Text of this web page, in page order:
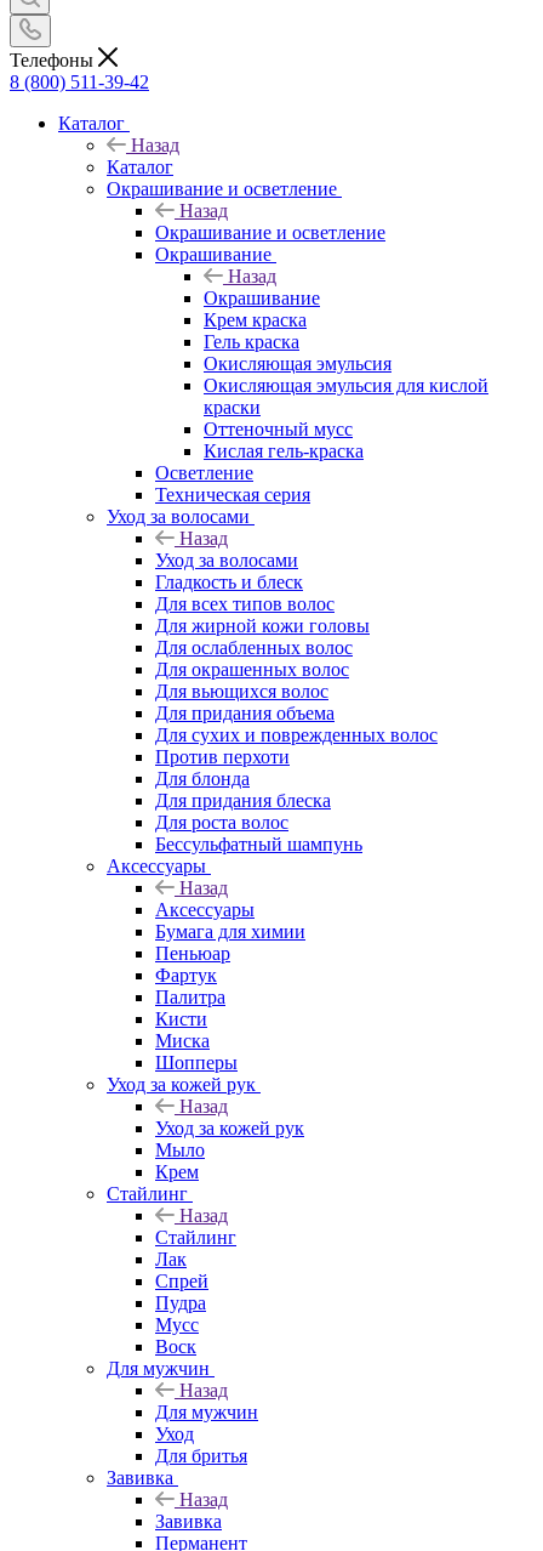
Телефоны
8 (800) 511-39-42
Каталог
Назад
Каталог
Окрашивание и осветление
Назад
Окрашивание и осветление
Окрашивание
Назад
Окрашивание
Крем краска
Гель краска
Окисляющая эмульсия
Окисляющая эмульсия для кислой
краски
Оттеночный мусс
Кислая гель-краска
Осветление
Техническая серия
Уход за волосами
Назад
Уход за волосами
Гладкость и блеск
Для всех типов волос
Для жирной кожи головы
Для ослабленных волос
Для окрашенных волос
Для вьющихся волос
Для придания объема
Для сухих и поврежденных волос
Против перхоти
Для блонда
Для придания блеска
Для роста волос
Бессульфатный шампунь
Аксессуары
Назад
Аксессуары
Бумага для химии
Пеньюар
Фартук
Палитра
Кисти
Миска
Шопперы
Уход за кожей рук
Назад
Уход за кожей рук
Мыло
Крем
Стайлинг
Назад
Стайлинг
Лак
Спрей
Пудра
Мусс
Воск
Для мужчин
Назад
Для мужчин
Уход
Для бритья
Завивка
Назад
Завивка
Перманент